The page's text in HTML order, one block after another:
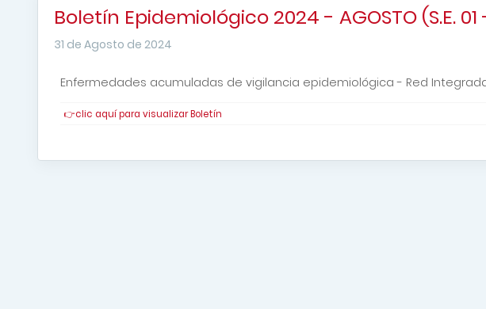
Boletín Epidemiológico 2024 - AGOSTO (S.E.
31 de Agosto de 2024
Enfermedades acumuladas de vigilancia epidemiológica - Red
👉clic aquí para visualizar Boletín